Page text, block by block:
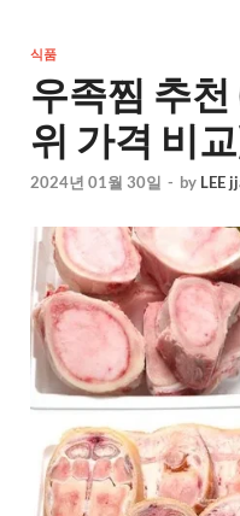
식품
우족찜 추
위 가격 비
2024년 01월 30일 - by LEE